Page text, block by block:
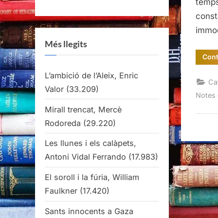
Notes
Més llegits
L’ambició de l’Aleix, Enric
Valor (33.209)
Mirall trencat, Mercè
Rodoreda (29.220)
Les llunes i els calàpets,
Antoni Vidal Ferrando (17.983)
El soroll i la fúria, William
Faulkner (17.420)
Sants innocents a Gaza